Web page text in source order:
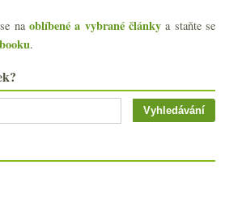
naoblíbené a vybrané články a staňte se
.